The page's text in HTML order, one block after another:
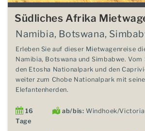
Südliches Afrika
Namibia, Botswana,
Erleben Sie auf dieser Mietwagenreise
Namibia, Botswana und Simbabwe. Vom
den Etosha Nationalpark und den
weiter zum Chobe Nationalpark mit
Elefantenherden.
16
Tage
ab/bis: Windhoek/Victoria